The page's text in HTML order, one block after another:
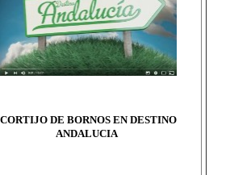
CORTIJO DE BORNOS EN DESTINO
ANDALUCIA